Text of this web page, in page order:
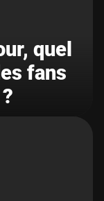
quel
fans